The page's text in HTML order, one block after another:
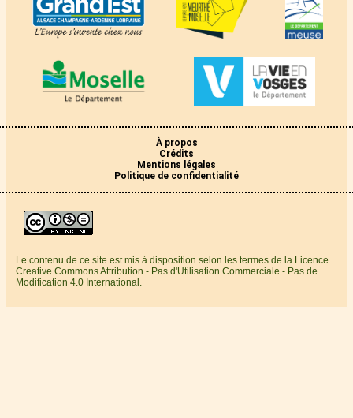
À propos
Crédits
Mentions légales
Politique de confidentialité
Le contenu de ce site est mis à disposition selon les termes de la Licence
Creative Commons Attribution - Pas d'Utilisation Commerciale - Pas de
Modification 4.0 International.